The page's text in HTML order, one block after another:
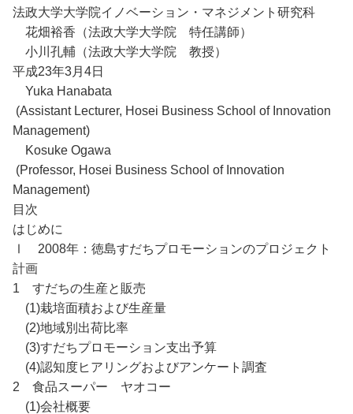
法政大学大学院イノベーション・マネジメント研究科
花畑裕香（法政大学大学院 特任講師）
小川孔輔（法政大学大学院 教授）
平成23年3月4日
Yuka Hanabata
(Assistant Lecturer, Hosei Business School of Innovation
Management)
Kosuke Ogawa
(Professor, Hosei Business School of Innovation
Management)
目次
はじめに
Ⅰ 2008年：徳島すだちプロモーションのプロジェクト
計画
1 すだちの生産と販売
(1)栽培面積および生産量
(2)地域別出荷比率
(3)すだちプロモーション支出予算
(4)認知度ヒアリングおよびアンケート調査
2 食品スーパー ヤオコー
(1)会社概要